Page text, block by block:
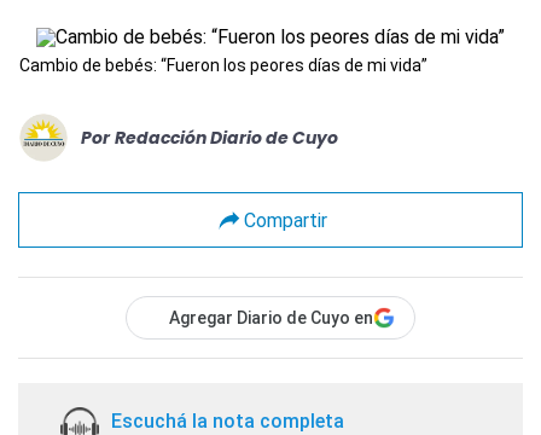
Cambio de bebés: “Fueron los peores días de mi vida”
Por Redacción Diario de Cuyo
Compartir
Agregar Diario de Cuyo en
Escuchá la nota completa